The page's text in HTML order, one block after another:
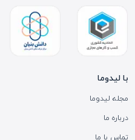
با لیدوما
مجله لیدوما
درباره ما
تماس با ما